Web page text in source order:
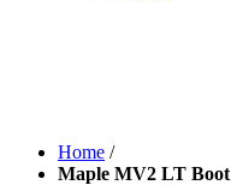
Home /
Maple MV2 LT Boot